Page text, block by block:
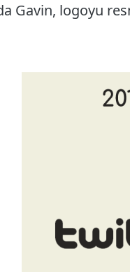
Gavin, logoyu